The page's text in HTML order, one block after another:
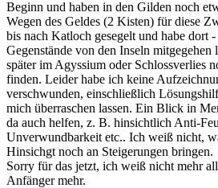
Beginn und haben in den Gilden noch
Wegen des Geldes (2 Kisten) für diese
bis nach Katloch gesegelt und habe dort -
Gegenstände von den Inseln mitgegehen
später im Agyssium oder Schlossverlies
finden. Leider habe ich keine
verschwunden, einschließlich
mich überraschen lassen. Ein Blick in
da auch helfen, z. B. hinsichtlich Anti-
Unverwundbarkeit etc.. Ich weiß nicht,
Hinsichgt noch an Steigerungen bringen.
Sorry für das jetzt, ich weiß nicht mehr
Anfänger mehr.